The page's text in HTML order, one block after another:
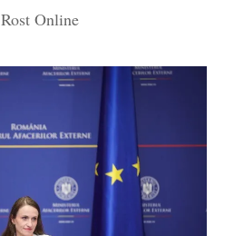
Rost Online